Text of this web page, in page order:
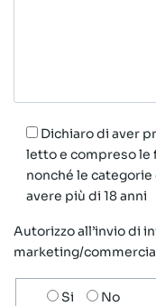
Dichiaro di aver
letto e compreso le
nonché le
avere più di 18 anni
Autorizzo all’invio di
marketing/
Scelta
Si No